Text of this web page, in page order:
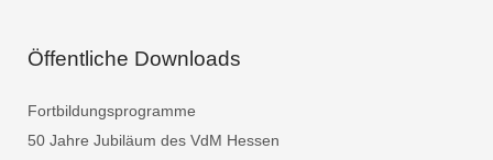
Öffentliche Downloads
Fortbildungsprogramme
50 Jahre Jubiläum des VdM Hessen